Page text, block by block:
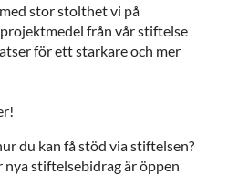
stor stolthet vi på
från vår stiftelse
för ett starkare och mer
du kan få stöd via stiftelsen?
stiftelsebidrag är öppen